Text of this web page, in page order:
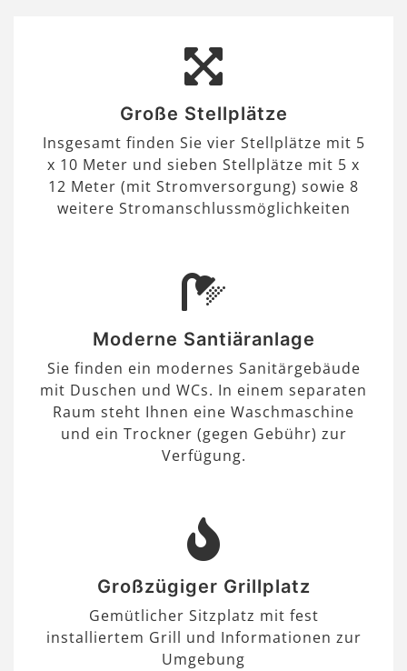
Große Stellplätze
Insgesamt finden Sie vier Stellplätze mit 5
x 10 Meter und sieben Stellplätze mit 5 x
12 Meter (mit Stromversorgung) sowie 8
weitere Stromanschlussmöglichkeiten
Moderne Santiäranlage
Sie finden ein modernes Sanitärgebäude
mit Duschen und WCs. In einem separaten
Raum steht Ihnen eine Waschmaschine
und ein Trockner (gegen Gebühr) zur
Verfügung.
Großzügiger Grillplatz
Gemütlicher Sitzplatz mit fest
installiertem Grill und Informationen zur
Umgebung